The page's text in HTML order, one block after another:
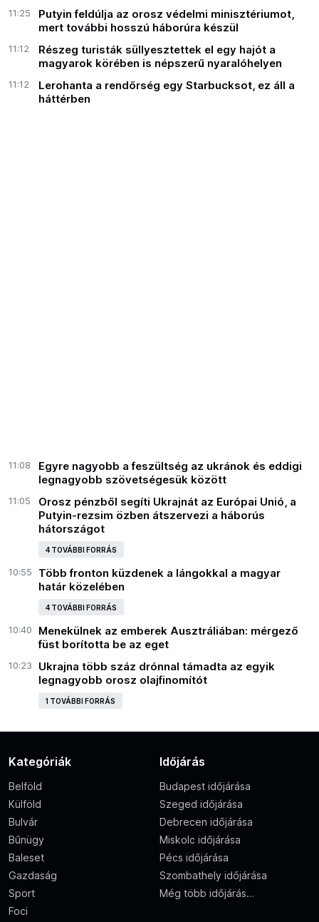
11:25
Putyin feldúlja az orosz védelmi minisztériumot,
mert további hosszú háborúra készül
11:12
Részeg turisták süllyesztettek el egy hajót a
magyarok körében is népszerű nyaralóhelyen
11:12
Lerohanta a rendőrség egy Starbucksot, ez áll a
háttérben
11:08
Egyre nagyobb a feszültség az ukránok és eddigi
legnagyobb szövetségesük között
11:05
Orosz pénzből segíti Ukrajnát az Európai Unió, a
Putyin-rezsim özben átszervezi a háborús
hátországot
4 TOVÁBBI FORRÁS
10:55
Több fronton küzdenek a lángokkal a magyar
határ közelében
4 TOVÁBBI FORRÁS
10:40
Menekülnek az emberek Ausztráliában: mérgező
füst borította be az eget
10:23
Ukrajna több száz drónnal támadta az egyik
legnagyobb orosz olajfinomítót
1 TOVÁBBI FORRÁS
Kategóriák
Belföld
Külföld
Bulvár
Bűnügy
Baleset
Gazdaság
Sport
Foci
Időjárás
Budapest időjárása
Szeged időjárása
Debrecen időjárása
Miskolc időjárása
Pécs időjárása
Szombathely időjárása
Még több időjárás…